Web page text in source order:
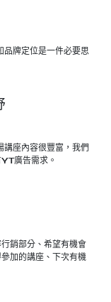
品牌定位是一件必要思
講座內容很豐富，我們
廣告需求。
銷部分、希望有機會
加的講座、下次有機